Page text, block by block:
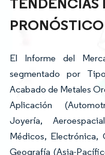
El Informe del
segmentado por
Acabado de Metales
Aplicación
Joyería,
Médicos, Electrónica,
Geografía (Asia-